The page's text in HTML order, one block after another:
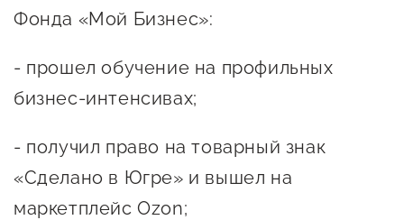
Центр информационно-
сопровождения
Поддержка центра
Онлайн-витрина
Истории успеха
программ и молодежного
предпринимательства
Фонда «Мой Бизнес»:
- прошел обучение на профильных
бизнес-интенсивах;
- получил право на товарный знак
«Сделано в Югре» и вышел на
маркетплейс Ozon;